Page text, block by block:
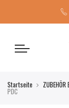
Startseite ZUBEHÖR
PDC